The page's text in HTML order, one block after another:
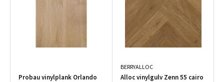
Probau vinylplank Orlando
BERRYALLOC
Alloc vinylgulv Zenn 55 cairo